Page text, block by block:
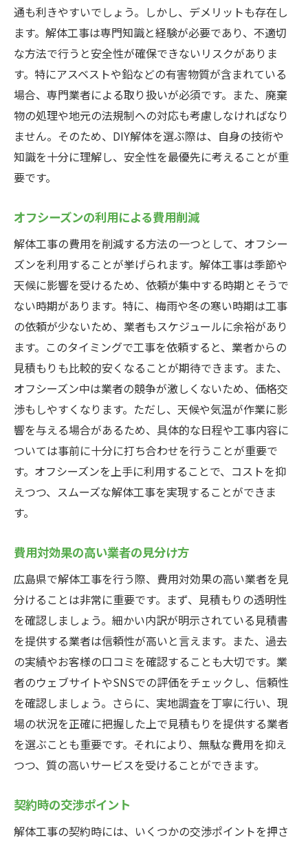
通も利きやすいでしょう。しかし、デメリットも存在し
ます。解体工事は専門知識と経験が必要であり、不適切
な方法で行うと安全性が確保できないリスクがありま
す。特にアスベストや鉛などの有害物質が含まれている
場合、専門業者による取り扱いが必須です。また、廃棄
物の処理や地元の法規制への対応も考慮しなければなり
ません。そのため、DIY解体を選ぶ際は、自身の技術や
知識を十分に理解し、安全性を最優先に考えることが重
要です。
オフシーズンの利用による費用削減
解体工事の費用を削減する方法の一つとして、オフシー
ズンを利用することが挙げられます。解体工事は季節や
天候に影響を受けるため、依頼が集中する時期とそうで
ない時期があります。特に、梅雨や冬の寒い時期は工事
の依頼が少ないため、業者もスケジュールに余裕があり
ます。このタイミングで工事を依頼すると、業者からの
見積もりも比較的安くなることが期待できます。また、
オフシーズン中は業者の競争が激しくないため、価格交
渉もしやすくなります。ただし、天候や気温が作業に影
響を与える場合があるため、具体的な日程や工事内容に
ついては事前に十分に打ち合わせを行うことが重要で
す。オフシーズンを上手に利用することで、コストを抑
えつつ、スムーズな解体工事を実現することができま
す。
費用対効果の高い業者の見分け方
広島県で解体工事を行う際、費用対効果の高い業者を見
分けることは非常に重要です。まず、見積もりの透明性
を確認しましょう。細かい内訳が明示されている見積書
を提供する業者は信頼性が高いと言えます。また、過去
の実績やお客様の口コミを確認することも大切です。業
者のウェブサイトやSNSでの評価をチェックし、信頼性
を確認しましょう。さらに、実地調査を丁寧に行い、現
場の状況を正確に把握した上で見積もりを提供する業者
を選ぶことも重要です。それにより、無駄な費用を抑え
つつ、質の高いサービスを受けることができます。
契約時の交渉ポイント
解体工事の契約時には、いくつかの交渉ポイントを押さ